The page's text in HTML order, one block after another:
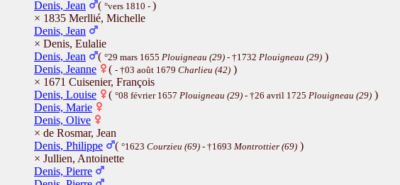
Denis, Jean
( °vers 1810 - )
× 1835 Merllié, Michelle
Denis, Jean
× Denis, Eulalie
Denis, Jean
( °29 mars 1655 Plouigneau (29) - †1732 Plouigneau (29) )
Denis, Jeanne
( - †03 août 1679 Charlieu (42) )
× 1671 Cuisenier, François
Denis, Louise
( °08 février 1657 Plouigneau (29) - †26 avril 1725 Plouigneau (29) )
Denis, Marie
Denis, Olive
× de Rosmar, Jean
Denis, Philippe
( °1623 Courzieu (69) - †1693 Montrottier (69) )
× Jullien, Antoinette
Denis, Pierre